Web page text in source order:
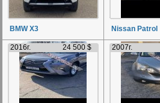
BMW X3 Nissan Patrol
2016г. 24 500 $ 2007г.